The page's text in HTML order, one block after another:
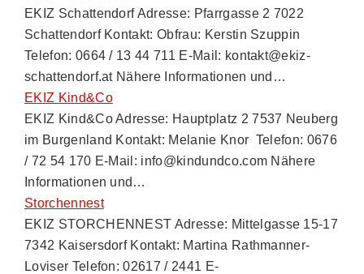
EKIZ Schattendorf Adresse: Pfarrgasse 2 7022
Schattendorf Kontakt: Obfrau: Kerstin Szuppin
Telefon: 0664 / 13 44 711 E-Mail: kontakt@ekiz-
schattendorf.at Nähere Informationen und…
EKIZ Kind&Co
EKIZ Kind&Co Adresse: Hauptplatz 2 7537 Neuberg
im Burgenland Kontakt: Melanie Knor Telefon: 0676
/ 72 54 170 E-Mail: info@kindundco.com Nähere
Informationen und…
Storchennest
EKIZ STORCHENNEST Adresse: Mittelgasse 15-17
7342 Kaisersdorf Kontakt: Martina Rathmanner-
Loviser Telefon: 02617 / 2441 E-